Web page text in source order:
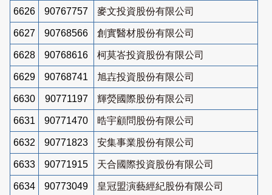
6626 90767757 麥文投資股份有限公司
6627 90768566 創實醫材股份有限公司
6628 90768616 柯莫峇投資股份有限公司
6629 90768741 旭壵投資股份有限公司
6630 90771197 輝熒國際股份有限公司
6631 90771470 晧宇顧問股份有限公司
6632 90771823 安集事業股份有限公司
6633 90771915 天合國際投資股份有限公司
6634 90773049 皇冠盟演藝經紀股份有限公司